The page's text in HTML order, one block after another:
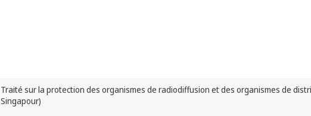
Traité sur la protection des organismes de radiodiffusion et des organismes de
Singapour)